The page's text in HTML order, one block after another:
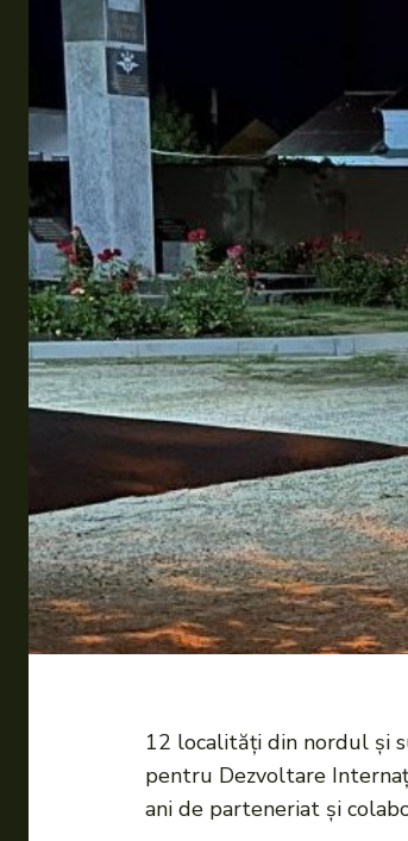
12 localități din nordul și
pentru Dezvoltare
ani de parteneriat și